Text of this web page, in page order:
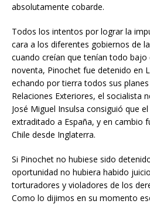
absolutamente cobarde.
Todos los intentos por lograr la
cara a los diferentes gobiernos de
cuando creían que tenían todo
noventa, Pinochet fue detenido en
echando por tierra todos sus
Relaciones Exteriores, el socialista
José Miguel Insulsa consiguió que
extraditado a España, y en cambio
Chile desde Inglaterra.
Si Pinochet no hubiese sido
oportunidad no hubiera habido
torturadores y violadores de los
Como lo dijimos en su momento